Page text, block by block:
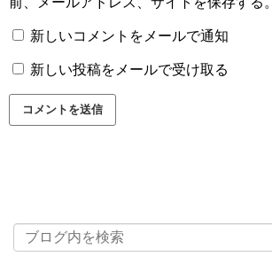
新しいコメントをメールで通知
新しい投稿をメールで受け取る